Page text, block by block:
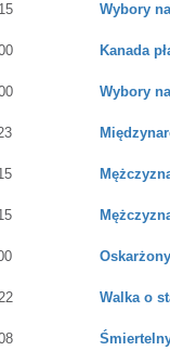
Wybory
Kanada
Wybory
Walka o